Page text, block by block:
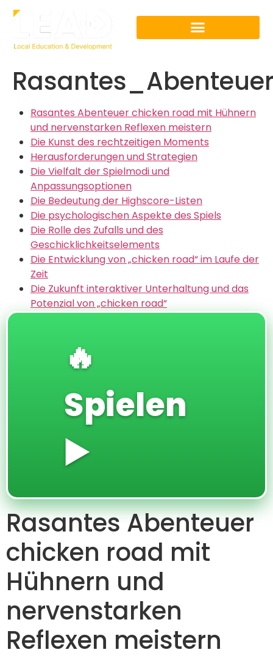
Rasantes Abenteuer chicken road mit Hühnern
und nervenstarken Reflexen meistern
Die Kunst des rechtzeitigen Moments
Herausforderungen und Strategien
Die Vielfalt der Spielmodi und
Anpassungsoptionen
Die Bedeutung der Highscore-Listen
Die psychologischen Aspekte des Spiels
Die Rolle des Zufalls und des
Geschicklichkeitselements
Die Entwicklung von „chicken road“ im Laufe der
Zeit
Die Zukunft interaktiver Unterhaltung und das
Potenzial von „chicken road“
🔥
Spielen
▶️
Rasantes Abenteuer
chicken road mit
Hühnern und
nervenstarken
Reflexen meistern